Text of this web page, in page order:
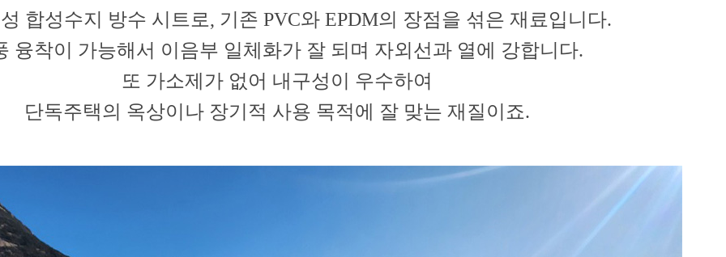
합성수지 방수 시트로, 기존 PVC와 EPDM의 장점을 섞은 재료입니다.
융착이 가능해서 이음부 일체화가 잘 되며 자외선과 열에 강합니다.
또 가소제가 없어 내구성이 우수하여
단독주택의 옥상이나 장기적 사용 목적에 잘 맞는 재질이죠.